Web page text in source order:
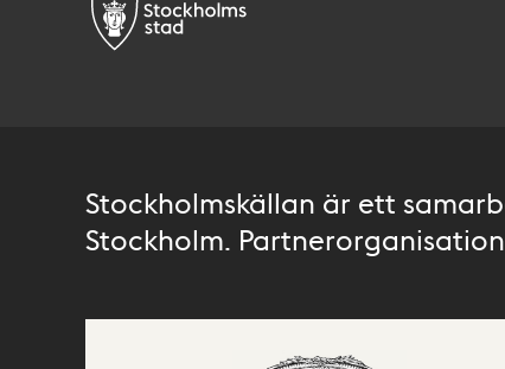
Stockholmskällan är ett
Stockholm.